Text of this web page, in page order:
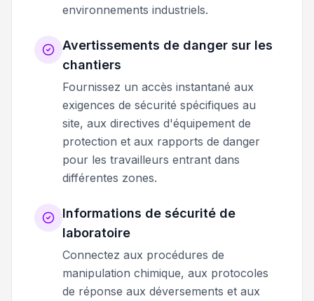
environnements industriels.
Avertissements de danger sur les
chantiers
Fournissez un accès instantané aux
exigences de sécurité spécifiques au
site, aux directives d'équipement de
protection et aux rapports de danger
pour les travailleurs entrant dans
différentes zones.
Informations de sécurité de
laboratoire
Connectez aux procédures de
manipulation chimique, aux protocoles
de réponse aux déversements et aux